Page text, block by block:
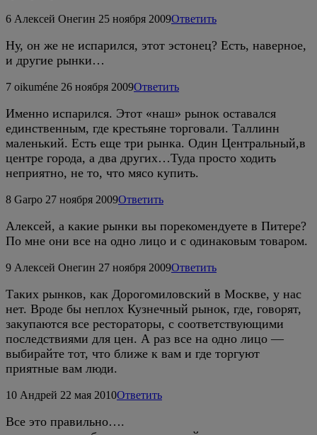
6 Алексей Онегин 25 ноября 2009Ответить
Ну, он же не испарился, этот эстонец? Есть, наверное,
и другие рынки…
7 oikuméne 26 ноября 2009Ответить
Именно испарился. Этот «наш» рынок оставался
единственным, где крестьяне торговали. Таллинн
маленький. Есть еще три рынка. Один Центральный,в
центре города, а два других…Туда просто ходить
неприятно, не то, что мясо купить.
8 Garpo 27 ноября 2009Ответить
Алексей, а какие рынки вы порекомендуете в Питере?
По мне они все на одно лицо и с одинаковым товаром.
9 Алексей Онегин 27 ноября 2009Ответить
Таких рынков, как Дорогомиловский в Москве, у нас
нет. Вроде бы неплох Кузнечный рынок, где, говорят,
закупаются все рестораторы, с соответствующими
последствиями для цен. А раз все на одно лицо —
выбирайте тот, что ближе к вам и где торгуют
приятные вам люди.
10 Андрей 22 мая 2010Ответить
Все это правильно….